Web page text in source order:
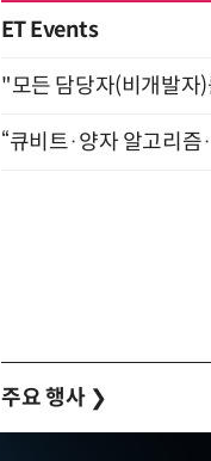
ET Events
"모든 담당자(비개발자
“큐비트·양자 알고리
주요 행사 ❯